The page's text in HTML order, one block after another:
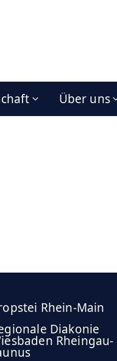
Über uns
Rhein-Main
Diakonie
Rheingau-